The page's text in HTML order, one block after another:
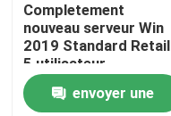
À la maison
Completement
nouveau serveur Win
2019 Standard Retail
5 utilisateur
téléchargement
numérique clé à vie
envoyer une